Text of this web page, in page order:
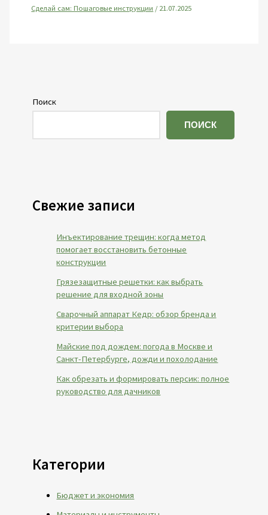
Сделай сам: Пошаговые инструкции /21.07.2025
Поиск
ПОИСК
Свежие записи
Инъектирование трещин: когда метод
помогает восстановить бетонные
конструкции
Грязезащитные решетки: как выбрать
решение для входной зоны
Сварочный аппарат Кедр: обзор бренда и
критерии выбора
Майские под дождем: погода в Москве и
Санкт-Петербурге, дожди и похолодание
Как обрезать и формировать персик: полное
руководство для дачников
Категории
Бюджет и экономия